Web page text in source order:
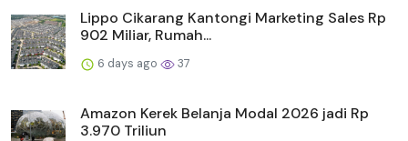
Lippo Cikarang Kantongi Marketing Sales Rp
902 Miliar, Rumah...
6 days ago 37
Amazon Kerek Belanja Modal 2026 jadi Rp
3.970 Triliun